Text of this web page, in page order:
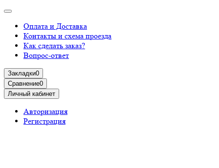
Оплата и Доставка
Контакты и схема проезда
Как сделать заказ?
Вопрос-ответ
Закладки0
Сравнение0
Личный кабинет
Авторизация
Регистрация